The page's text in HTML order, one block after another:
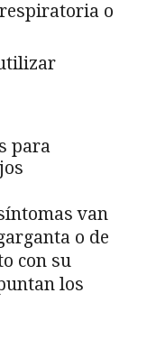
o
para
van
o de
con su
los